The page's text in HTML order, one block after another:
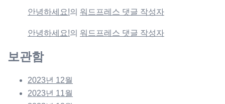
안녕하세요!의 워드프레스 댓글 작성자
안녕하세요!의 워드프레스 댓글 작성자
보관함
2023년 12월
2023년 11월